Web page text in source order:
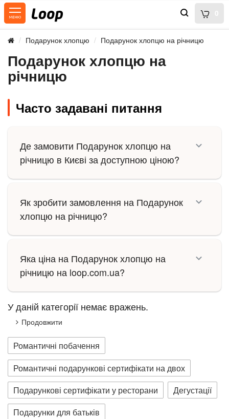
0
Подарунок хлопцю Подарунок хлопцю на річницю
Подарунок хлопцю на
річницю
Часто задавані питання
Де замовити Подарунок хлопцю на
річницю в Києві за доступною ціною?
Як зробити замовлення на Подарунок
хлопцю на річницю?
Яка ціна на Подарунок хлопцю на
річницю на loop.com.ua?
У даній категорії немає вражень.
Продовжити
Романтичні побачення
Романтичні подарункові сертифікати на двох
Подарункові сертифікати у ресторани
Дегустації
Подарунки для батьків